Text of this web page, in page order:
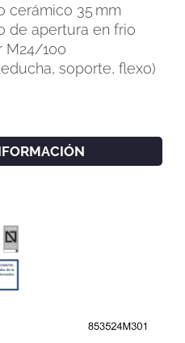
cerámico 35 mm
de apertura en frio
M24/100
soporte, flexo)